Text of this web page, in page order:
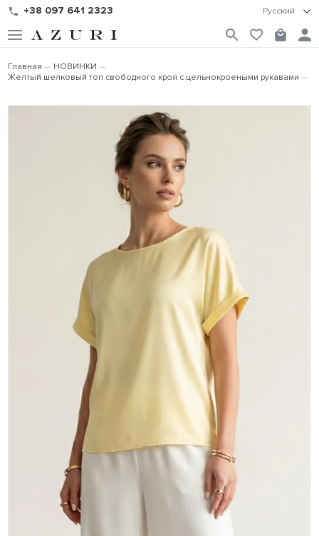
+38 097 641 2323 Русский
Главная
НОВИНКИ
Желтый шелковый топ свободного кроя с цельнокроеными рукавами